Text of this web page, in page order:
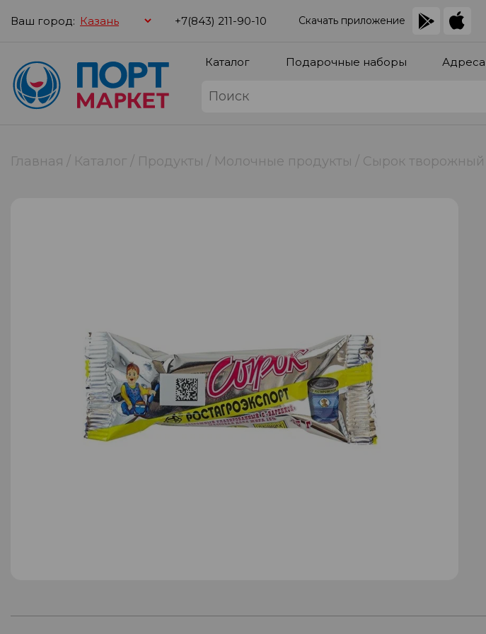
Ваш город: +7(843) 211-90-10 Скачать приложение
Каталог Подарочные наборы
Главная Каталог Продукты Молочные продукты Сырок творожный